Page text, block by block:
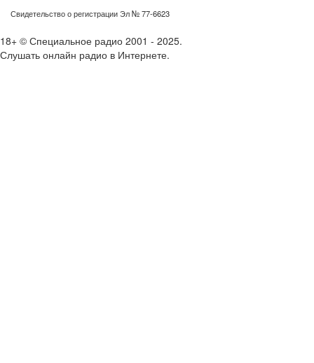
Свидетельство о регистрации Эл № 77-6623
18+ © Специальное радио 2001 - 2025.
Слушать онлайн радио в Интернете.